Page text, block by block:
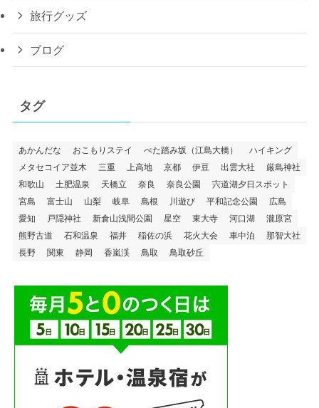
旅行グッズ
ブログ
タグ
あかんだな おこもりステイ べた踏み坂（江島大橋）
ハイキング
メタセコイア並木
三重 上高地 京都 伊豆 出雲大社
厳島神社
和歌山
土肥温泉 天橋立 奈良 奈良公園
宍道湖夕日スポット
宮島
富士山 山梨 岐阜 島根 川遊び 平和記念公園
広島
愛知
戸隠神社 新倉山浅間公園 星空 東大寺 河口湖
瀧原宮
熊野古道
石和温泉 福井 稲佐の浜 花火大会 車中泊
那智大社
長野
関東 静岡 香嵐渓 鳥取 鳥取砂丘